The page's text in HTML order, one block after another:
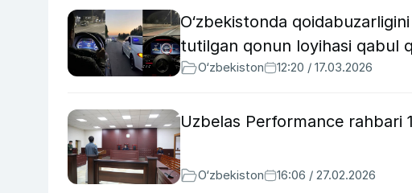
O‘zbekistonda
tutilgan qonun loyihasi qabul
O‘zbekiston 12:20 / 17.03.2026
Uzbelas Performance rahbari
O‘zbekiston 16:06 / 27.02.2026